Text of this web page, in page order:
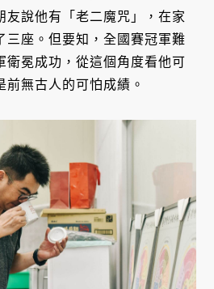
友說他有「老二魔咒」，在家
三座。但要知，全國賽冠軍難
衛冕成功，從這個角度看他可
無古人的可怕成績。